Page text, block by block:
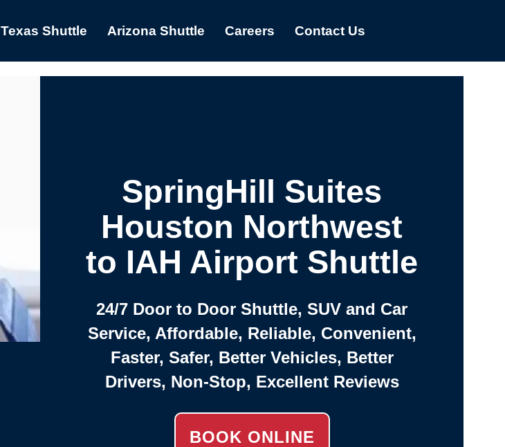
Texas Shuttle Arizona Shuttle Careers Contact Us
SpringHill Suites
Houston Northwest
to IAH Airport Shuttle
24/7 Door to Door Shuttle, SUV and Car
Service, Affordable, Reliable, Convenient,
Faster, Safer, Better Vehicles, Better
Drivers, Non-Stop, Excellent Reviews
BOOK ONLINE